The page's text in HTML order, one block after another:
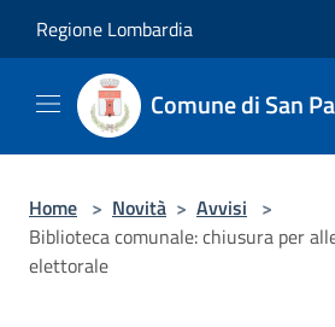
Regione Lombardia
Comune di San
Home > Novità > Avvisi >
Biblioteca comunale: chiusura per
elettorale